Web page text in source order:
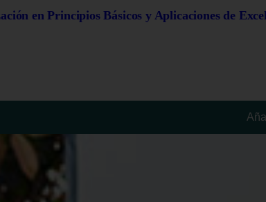
en Principios Básicos y Aplicaciones de Excel